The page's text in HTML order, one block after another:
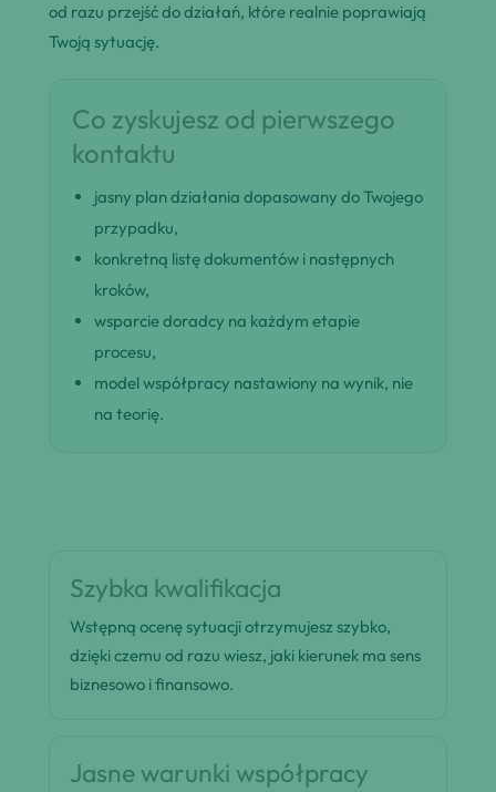
od razu przejść do działań, które realnie poprawiają
Twoją sytuację.
Co zyskujesz od pierwszego
kontaktu
jasny plan działania dopasowany do Twojego
przypadku,
konkretną listę dokumentów i następnych
kroków,
wsparcie doradcy na każdym etapie
procesu,
model współpracy nastawiony na wynik, nie
na teorię.
Szybka kwalifikacja
Wstępną ocenę sytuacji otrzymujesz szybko,
dzięki czemu od razu wiesz, jaki kierunek ma sens
biznesowo i finansowo.
Jasne warunki współpracy